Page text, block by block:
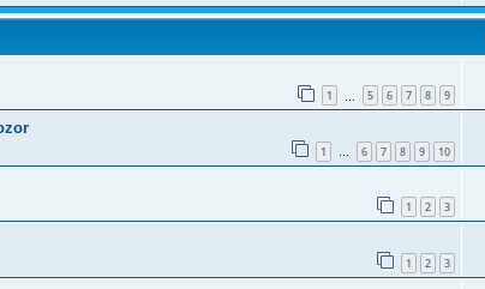
1 5 6 7 8 9
1 … 6 7 8 9 10
1 2 3
1 2 3